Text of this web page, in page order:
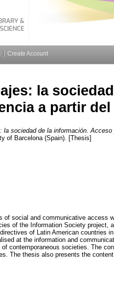
Create Account
la
a partir
la sociedad de la información.
of Barcelona (Spain). [Thesis]
social and communicative access
of the Information Society project,
of Latin American countries
at the information and
contemporaneous societies. The
The thesis also presents the